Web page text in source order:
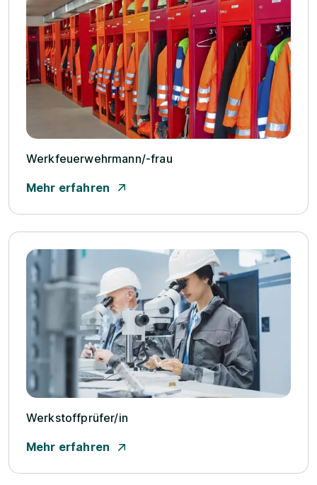
Werkfeuerwehrmann/­-frau
Mehr erfahren
Werkstoffprüfer/­in
Mehr erfahren